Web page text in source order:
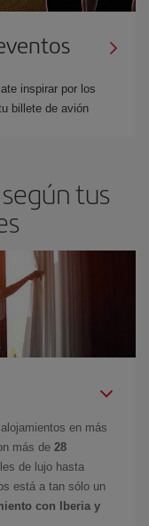
inspirar por los
billete de avión
tus
en más
más de 28
de lujo hasta
está a tan sólo un
con Iberia y